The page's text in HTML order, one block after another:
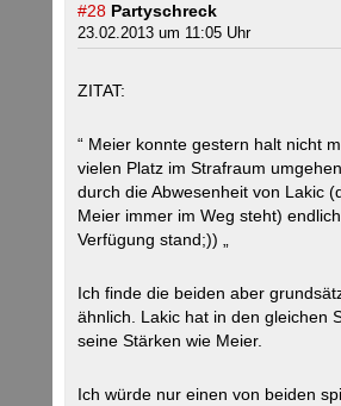
#28 Partyschreck
23.02.2013 um 11:05 Uhr
ZITAT:
“ Meier konnte gestern halt nicht
vielen Platz im Strafraum
durch die Abwesenheit von Lakic
Meier immer im Weg steht)
Verfügung stand;)) „
Ich finde die beiden aber
ähnlich. Lakic hat in den gleichen
seine Stärken wie Meier.
Ich würde nur einen von beiden